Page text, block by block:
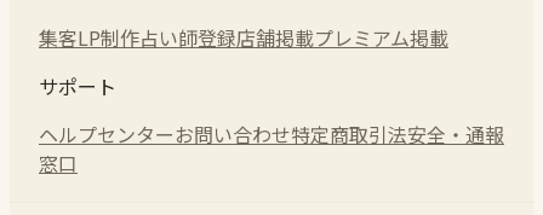
集客LP制作占い師登録店舗掲載プレミアム掲載
サポート
ヘルプセンターお問い合わせ特定商取引法安全・通報
窓口